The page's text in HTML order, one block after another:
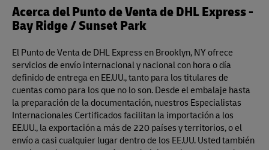
Acerca del Punto de Venta de DHL Express -
Bay Ridge / Sunset Park
El Punto de Venta de DHL Express en Brooklyn, NY ofrece
servicios de envío internacional y nacional con hora o día
definido de entrega en EE.UU., tanto para los titulares de
cuentas como para los que no lo son. Desde el embalaje hasta
la preparación de la documentación, nuestros Especialistas
Internacionales Certificados facilitan la importación a los
EE.UU., la exportación a más de 220 países y territorios, o el
envío a casi cualquier lugar dentro de los EE.UU. Usted también